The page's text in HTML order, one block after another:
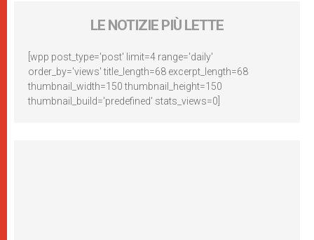
LE NOTIZIE PIÙ LETTE
[wpp post_type='post' limit=4 range='daily'
order_by='views' title_length=68 excerpt_length=68
thumbnail_width=150 thumbnail_height=150
thumbnail_build='predefined' stats_views=0]